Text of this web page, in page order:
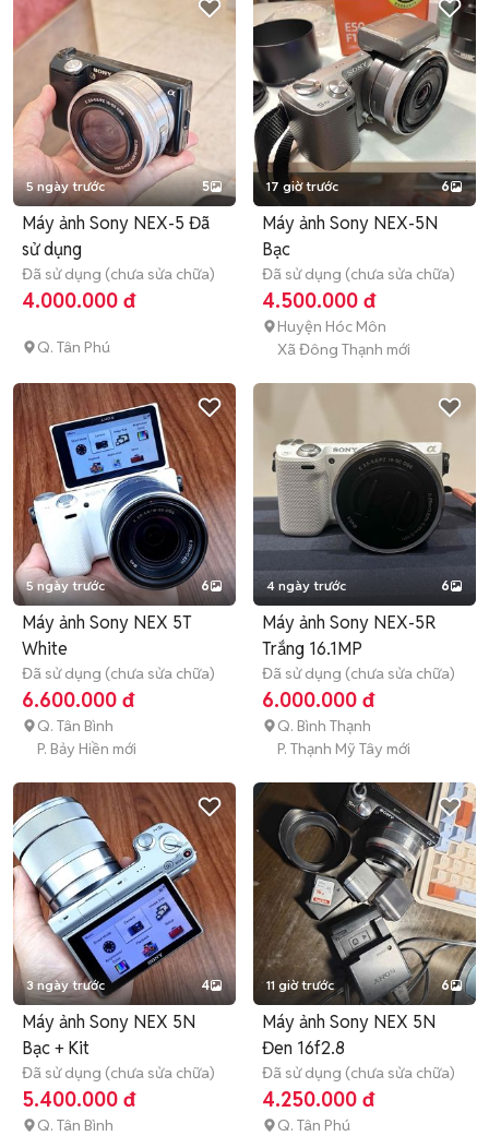
5 ngày trước 5
Máy ảnh Sony NEX-5 Đã
sử dụng
Đã sử dụng (chưa sửa chữa)
4.000.000 đ
Q. Tân Phú
17 giờ trước 6
Máy ảnh Sony NEX-5N
Bạc
Đã sử dụng (chưa sửa chữa)
4.500.000 đ
Huyện Hóc Môn
Xã Đông Thạnh mới
5 ngày trước 6
Máy ảnh Sony NEX 5T
White
Đã sử dụng (chưa sửa chữa)
6.600.000 đ
Q. Tân Bình
P. Bảy Hiền mới
4 ngày trước 6
Máy ảnh Sony NEX-5R
Trắng 16.1MP
Đã sử dụng (chưa sửa chữa)
6.000.000 đ
Q. Bình Thạnh
P. Thạnh Mỹ Tây mới
3 ngày trước 4
Máy ảnh Sony NEX 5N
Bạc + Kit
Đã sử dụng (chưa sửa chữa)
5.400.000 đ
Q. Tân Bình
11 giờ trước 6
Máy ảnh Sony NEX 5N
Đen 16f2.8
Đã sử dụng (chưa sửa chữa)
4.250.000 đ
Q. Tân Phú